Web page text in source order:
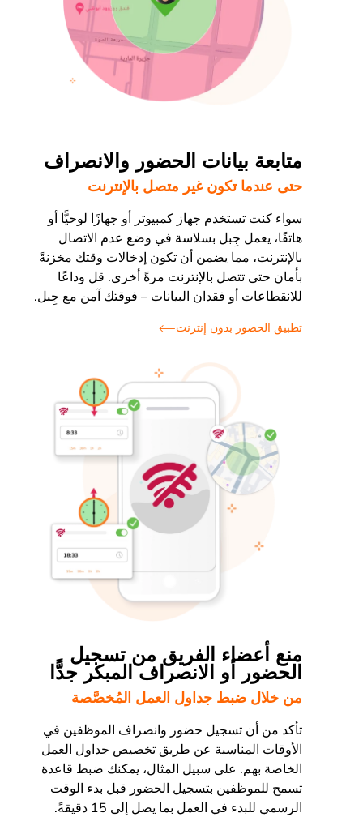
متابعة بيانات الحضور والانصراف
حتى عندما تكون غير متصل بالإنترنت
سواء كنت تستخدم جهاز كمبيوتر أو جهازًا لوحيًّا أو
هاتفًا، يعمل جِبل بسلاسة في وضع عدم الاتصال
بالإنترنت، مما يضمن أن تكون إدخالات وقتك مخزنةً
بأمان حتى تتصل بالإنترنت مرةً أخرى. قل وداعًا
للانقطاعات أو فقدان البيانات – فوقتك آمن مع جِبل.
تطبيق الحضور بدون إنترنت
منع أعضاء الفريق من تسجيل
الحضور أو الانصراف المبكر جدًّا
من خلال ضبط جداول العمل المُخصَّصة
تأكد من أن تسجيل حضور وانصراف الموظفين في
الأوقات المناسبة عن طريق تخصيص جداول العمل
الخاصة بهم. على سبيل المثال، يمكنك ضبط قاعدة
تسمح للموظفين بتسجيل الحضور قبل بدء الوقت
الرسمي للبدء في العمل بما يصل إلى 15 دقيقةً.